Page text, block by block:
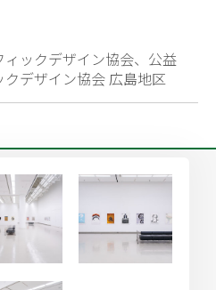
ックデザイン協会、公益
デザイン協会 広島地区